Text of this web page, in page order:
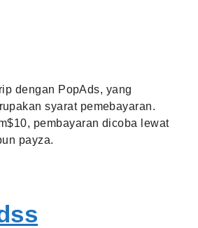
dengan PopAds, yang
syarat pemebayaran.
pembayaran dicoba lewat
payza.